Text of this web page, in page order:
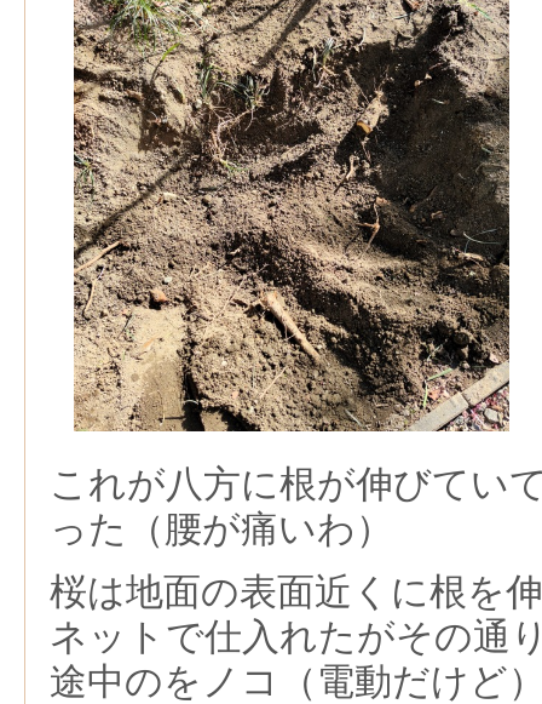
これが八方に根が伸びてい
った（腰が痛いわ）
桜は地面の表面近くに根を
ネットで仕入れたがその通
途中のをノコ（電動だけど